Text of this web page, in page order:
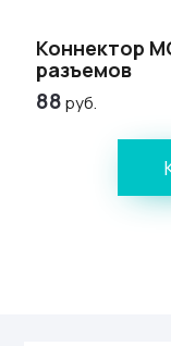
Коннектор
разъемов
88руб.